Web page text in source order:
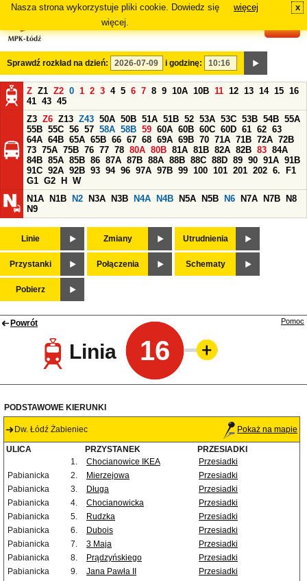
Nasza strona wykorzystuje pliki cookie. Dowiedz się
więcej.
więcej x
Sprawdź rozkład na dzień: i godzinę:
Z Z1 Z2 0 1 2 3 4 5 6 7 8 9 10A 10B 11 12 13 14 15 16
41 43 45
Z3 Z6 Z13 Z43 50A 50B 51A 51B 52 53A 53C 53B 54B 55A
55B 55C 56 57 58A 58B 59 60A 60B 60C 60D 61 62 63
64A 64B 65A 65B 66 67 68 69A 69B 70 71A 71B 72A 72B
73 75A 75B 76 77 78 80A 80B 81A 81B 82A 82B 83 84A
84B 85A 85B 86 87A 87B 88A 88B 88C 88D 89 90 91A 91B
91C 92A 92B 93 94 96 97A 97B 99 100 101 201 202 6.
F1
G1 G2 H
W
N1A
N1B N2 N3A N3B N4A N4B N5A N5B N6 N7A N7B
N8
N9
Linie Zmiany Utrudnienia
Przystanki Połączenia Schematy
Pobierz
Powrót
Linia 16
Pomoc
PODSTAWOWE KIERUNKI
Dw. Łódź Żabieniec Pokaż na mapie
ULICA PRZYSTANEK
PRZESIADKI
1.
Chocianowice IKEA
Przesiadki
Pabianicka
2. Mierzejowa
Przesiadki
Pabianicka
3. Długa
Przesiadki
Pabianicka
4. Chocianowicka
Przesiadki
Pabianicka
5. Rudzka
Przesiadki
Pabianicka
6. Dubois
Przesiadki
Pabianicka
7. 3 Maja
Przesiadki
Pabianicka
8. Prądzyńskiego
Przesiadki
Pabianicka
9. Jana Pawła II
Przesiadki